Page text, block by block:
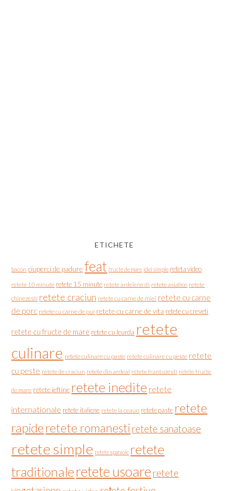
ETICHETE
bacon ciuperci de padure feat fructe de mare idei simple reteta video
retete 10 minute retete 15 minute retete ardelenesti retete asiatice retete
chinezesti retete craciun retete cu carne de miel retete cu carne
de porc retete cu carne de pui retete cu carne de vita retete cu creveti
retete cu fructe de mare retete cu leurda retete
culinare retete culinare cu paste retete culinare cu peste retete
cu peste retete de craciun retete din ardeal retete frantuzesti retete fructe
de mare retete ieftine retete inedite retete
internationale retete italiene retete la ceaun retete paste retete
rapideretete romanesti retete sanatoase
retete simple retete spaniole retete
traditionaleretete usoare retete